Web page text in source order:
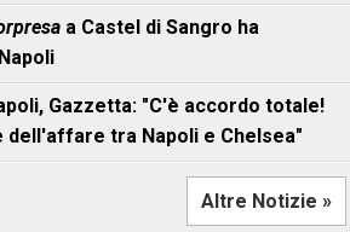
a Castel di Sangro ha
Gazzetta: "C'è accordo totale!
tra Napoli e Chelsea"
Altre Notizie »